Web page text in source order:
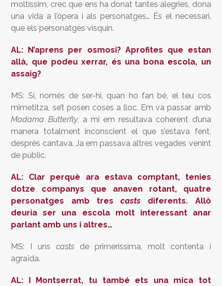
moltíssim, crec que ens ha donat tantes alegries, dona
una vida a l’òpera i als personatges… És el necessari,
que els personatges visquin.
AL: N’aprens per osmosi? Aprofites que estan
allà, que podeu xerrar, és una bona escola, un
assaig?
MS: Sí, només de ser-hi, quan ho fan bé, el teu cos
mimetitza, se’t posen coses a lloc. Em va passar amb
Madama Butterfly, a mi em resultava coherent d’una
manera totalment inconscient el que s’estava fent,
després cantava. Ja em passava altres vegades venint
de públic.
AL: Clar perquè ara estava comptant, tenies
dotze companys que anaven rotant, quatre
personatges amb trescasts diferents. Allò
deuria ser una escola molt interessant anar
parlant amb uns i altres…
MS: I uns castsde primeríssima, molt contenta i
agraïda.
AL: I Montserrat, tu també ets una mica tot